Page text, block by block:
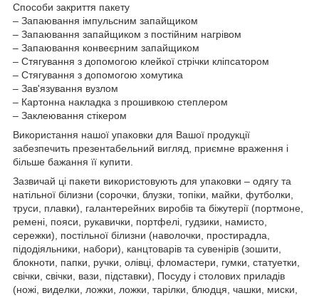
Способи закриття пакету
– Запаювання імпульсним запайщиком
– Запаювання запайщиком з постійним нагрівом
– Запаювання конвеєрним запайщиком
– Стягування з допомогою клейкої стрічки кліпсатором
– Стягування з допомогою хомутика
– Зав'язування вузлом
– Картонна накладка з прошивкою степлером
– Заклеювання стікером
Використання нашої упаковки для Вашої продукції
забезпечить презентабельний вигляд, приємне враження і
більше бажання її купити.
Зазвичай ці пакети використовують для упаковки – одягу та
натільної білизни (сорочки, блузки, топіки, майки, футболки,
труси, плавки), галантерейних виробів та біжутерії (портмоне,
ремені, пояси, рукавички, портфелі, гудзики, намисто,
сережки), постільної білизни (наволочки, простирадла,
підодіяльники, набори), канцтоварів та сувенірів (зошити,
блокноти, папки, ручки, олівці, фломастери, гумки, статуетки,
свічки, свічки, вази, підставки), Посуду і столових приладів
(ножі, виделки, ложки, ложки, тарілки, блюдця, чашки, миски,